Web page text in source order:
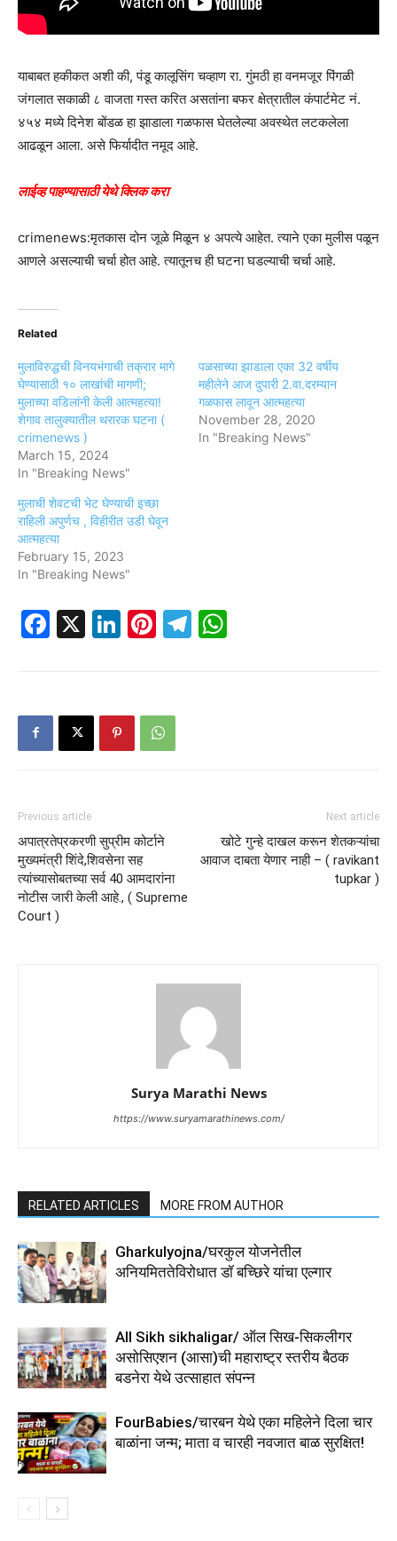
याबाबत हकीकत अशी की, पंडू कालूसिंग चव्हाण रा. गुंमठी हा वनमजूर पिंगळी
जंगलात सकाळी ८ वाजता गस्त करित असतांना बफर क्षेत्रातील कंपार्टमेट नं.
४५४ मध्ये दिनेश बोंडळ हा झाडाला गळफास घेतलेल्या अवस्थेत लटकलेला
आढळून आला. असे फिर्यादीत नमूद आहे.
लाईव्ह पाहण्यासाठी येथे क्लिक करा
crimenews:मृतकास दोन जूळे मिळून ४ अपत्ये आहेत. त्याने एका मुलीस पळून
आणले असल्याची चर्चा होत आहे. त्यातूनच ही घटना घडल्याची चर्चा आहे.
Related
मुलाविरुद्धची विनयभंगाची तक्रार मागे
घेण्यासाठी १० लाखांची मागणी;
मुलाच्या वडिलांनी केली आत्महत्या!
शेगाव तालुक्यातील थरारक घटना (
crimenews )
March 15, 2024
In "Breaking News"
पळसाच्या झाडाला एका 32 वर्षीय
महीलेने आज दुपारी 2.वा.दरम्यान
गळफास लावून आत्महत्या
November 28, 2020
In "Breaking News"
मुलाची शेवटची भेट घेण्याची इच्छा
राहिली अपुर्णच , विहीरीत उडी घेवून
आत्महत्या
February 15, 2023
In "Breaking News"
Facebook
X LinkedIn
Pinterest
Telegram
Previous article
अपात्रतेप्रकरणी सुप्रीम कोर्टाने
मुख्यमंत्री शिंदे,शिवसेना सह
त्यांच्यासोबतच्या सर्व 40 आमदारांना
नोटीस जारी केली आहे., ( Supreme
Court )
Next article
खोटे गुन्हे दाखल करून शेतकऱ्यांचा
आवाज दाबता येणार नाही – ( ravikant
tupkar )
Surya Marathi News
https://www.suryamarathinews.com/
RELATED ARTICLES MORE FROM AUTHOR
Gharkulyojna/घरकुल योजनेतील
अनियमिततेविरोधात डॉ बच्छिरे यांचा एल्गार
All Sikh sikhaligar/ ऑल सिख-सिकलीगर
असोसिएशन (आसा)ची महाराष्ट्र स्तरीय बैठक
बडनेरा येथे उत्साहात संपन्न
FourBabies/चारबन येथे एका महिलेने दिला चार
बाळांना जन्म; माता व चारही नवजात बाळ सुरक्षित!